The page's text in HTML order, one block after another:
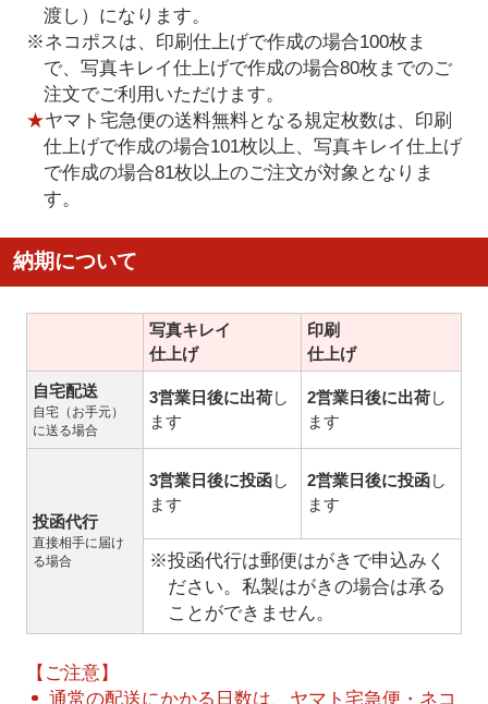
渡し）になります。
※ネコポスは、印刷仕上げで作成の場合100枚ま
で、写真キレイ仕上げで作成の場合80枚までのご
注文でご利用いただけます。
★ヤマト宅急便の送料無料となる規定枚数は、印刷
仕上げで作成の場合101枚以上、写真キレイ仕上げ
で作成の場合81枚以上のご注文が対象となりま
す。
納期について
写真キレイ
仕上げ
印刷
仕上げ
自宅配送
自宅（お手元）
に送る場合
3営業日後に出荷し
ます
2営業日後に出荷し
ます
投函代行
直接相手に届け
る場合
3営業日後に投函し
ます
2営業日後に投函し
ます
※投函代行は郵便はがきで申込みく
ださい。私製はがきの場合は承る
ことができません。
【ご注意】
通常の配送にかかる日数は、ヤマト宅急便・ネコ